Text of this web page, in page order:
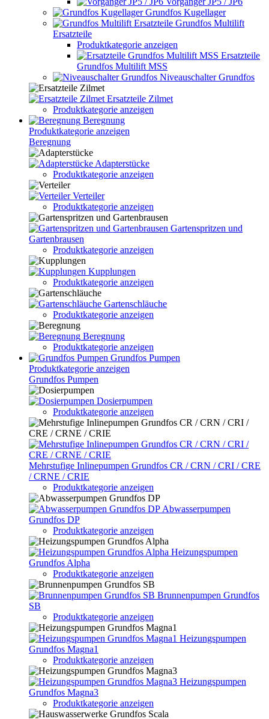
Grundfos Kugellager
Grundfos Multilift
Ersatzteile
Produktkategorie anzeigen
Ersatzteile
Grundfos Multilift MSS
Niveauschalter Grundfos
Ersatzteile Zilmet
Produktkategorie anzeigen
Beregnung
Produktkategorie anzeigen
Beregnung
Adapterstücke
Produktkategorie anzeigen
Verteiler
Produktkategorie anzeigen
Gartenspritzen und
Gartenbrausen
Produktkategorie anzeigen
Kupplungen
Produktkategorie anzeigen
Gartenschläuche
Produktkategorie anzeigen
Beregnung
Produktkategorie anzeigen
Grundfos Pumpen
Produktkategorie anzeigen
Grundfos Pumpen
Dosierpumpen
Produktkategorie anzeigen
Mehrstufige Inlinepumpen Grundfos CR / CRN / CRI / CRE
/ CRNE / CRIE
Produktkategorie anzeigen
Abwasserpumpen
Grundfos DP
Produktkategorie anzeigen
Heizungspumpen
Grundfos Alpha
Produktkategorie anzeigen
Brunnenpumpen Grundfos
SB
Produktkategorie anzeigen
Heizungspumpen
Grundfos Magna1
Produktkategorie anzeigen
Heizungspumpen
Grundfos Magna3
Produktkategorie anzeigen